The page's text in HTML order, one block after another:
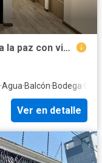
Departamento en Renta en colonia la paz con vista a la ciudad
·Agua·Balcón·Bodega·
Ver en detalle